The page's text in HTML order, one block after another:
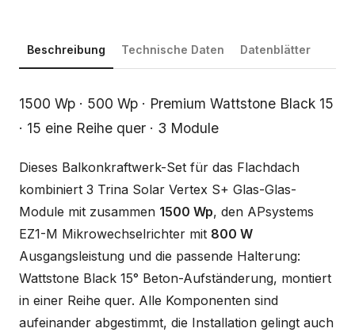
Beschreibung Technische Daten Datenblätter
Beschreibung
1500 Wp · 500 Wp · Premium Wattstone Black 15
· 15 eine Reihe quer · 3 Module
Dieses Balkonkraftwerk-Set für das Flachdach
kombiniert 3 Trina Solar Vertex S+ Glas-Glas-
Module mit zusammen 1500 Wp, den APsystems
EZ1-M Mikrowechselrichter mit 800 W
Ausgangsleistung und die passende Halterung:
Wattstone Black 15° Beton-Aufständerung, montiert
in einer Reihe quer. Alle Komponenten sind
aufeinander abgestimmt, die Installation gelingt auch